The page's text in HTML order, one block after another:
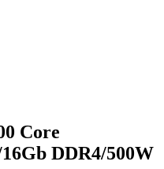
Core
DDR4/500W